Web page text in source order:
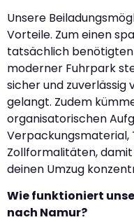
Unsere
Vorteile. Zum einen
tatsächlich
moderner Fuhrpark
sicher und zuverlässig
gelangt. Zudem
organisatorischen
Zollformalitäten,
deinen Umzug
Wie funktioniert
nach Namur?